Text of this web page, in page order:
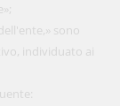
sono
individuato ai